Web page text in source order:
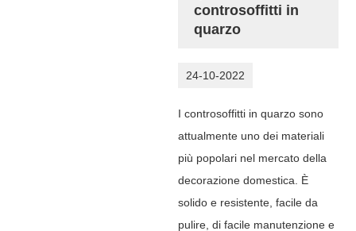
controsoffitti in
quarzo
24-10-2022
I controsoffitti in quarzo sono
attualmente uno dei materiali
più popolari nel mercato della
decorazione domestica. È
solido e resistente, facile da
pulire, di facile manutenzione e